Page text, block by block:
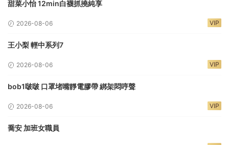
甜菜小怡 12min白襪抓撓純享
2026-08-06 VIP
王小梨 輕中系列7
2026-08-06 VIP
bob1啵啵 口罩堵嘴靜電膠帶 綁架悶哼聲
2026-08-06 VIP
喬安 加班女職員